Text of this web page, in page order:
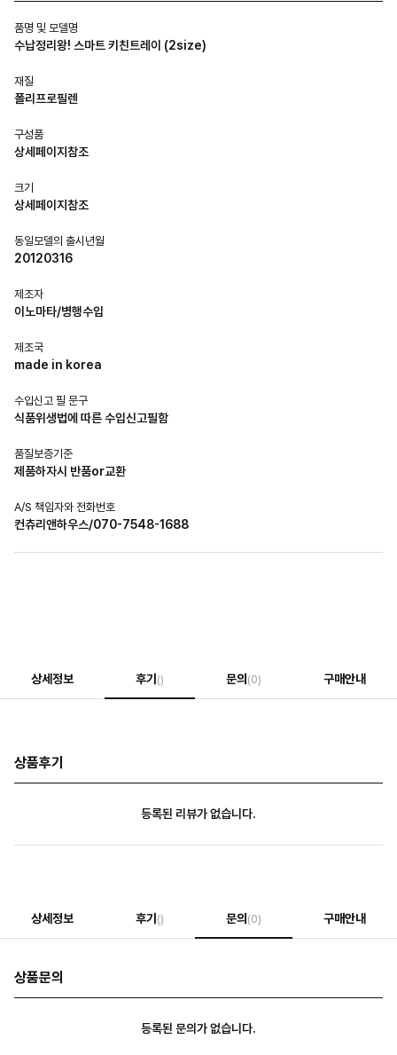
품명 및 모델명
수납정리왕! 스마트 키친트레이 (2size)
재질
폴리프로필렌
구성품
상세페이지참조
크기
상세페이지참조
동일모델의 출시년월
20120316
제조자
이노마타/병행수입
제조국
made in korea
수입신고 필 문구
식품위생법에 따른 수입신고필함
품질보증기준
제품하자시 반품or교환
A/S 책임자와 전화번호
컨츄리앤하우스/070-7548-1688
상세정보 후기 () 문의 (0) 구매안내
상품후기
등록된 리뷰가 없습니다.
상세정보 후기 () 문의 (0) 구매안내
상품문의
등록된 문의가 없습니다.